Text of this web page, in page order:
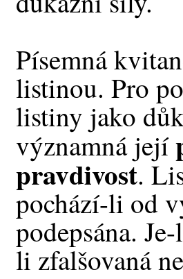
Písemná
listinou. Pro
listiny jako
významná její
pravdivost.
pochází-li od
podepsána.
li zfalšovaná